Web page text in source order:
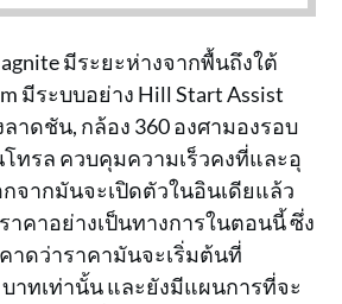
มีระยะห่างจากพื้นถึงใต้
มีระบบอย่าง Hill Start Assist
าดชัน, กล้อง 360 องศามองรอบ
ทรล ควบคุมความเร็วคงที่และอุ
จากมันจะเปิดตัวในอินเดียแล้ว
าคาอย่างเป็นทางการในตอนนี้ ซึ่ง
าดว่าราคามันจะเริ่มต้นที่
าทเท่านั้น และยังมีแผนการที่จะ